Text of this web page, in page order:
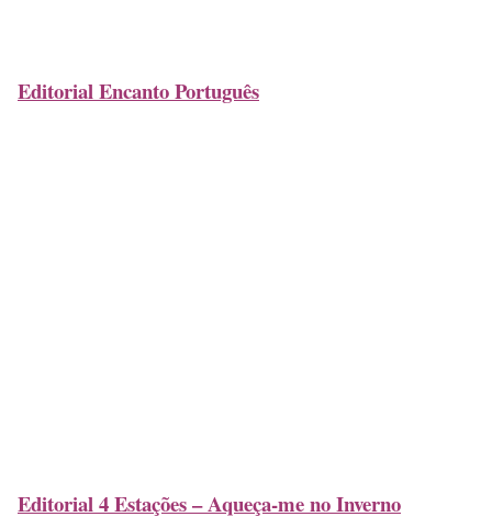
Editorial Encanto Português
Editorial 4 Estações – Aqueça-me no Inverno